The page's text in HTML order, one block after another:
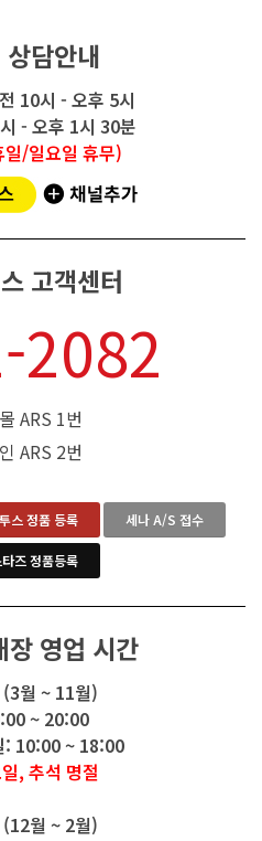
담안내
10시 - 오후 5시
- 오후 1시 30분
/일요일 휴무)
고객센터
2082
ARS 1번
ARS 2번
스 정품 등록 세나 A/S 접수
즈 정품등록
장 영업 시간
월 ~ 11월)
~ 20:00
: 10:00 ~ 18:00
, 추석 명절
월 ~ 2월)